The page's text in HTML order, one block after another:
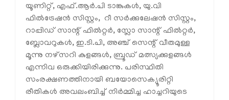
യൂണിറ്റ്, എഫ്.ആര്‍.പി ടാങ്കുകള്‍, യു.വി
ഫില്‍ട്രേഷന്‍ സിസ്റ്റം, റീ സര്‍ക്കുലേഷന്‍ സിസ്റ്റം,
റാപ്പിഡ് സാന്റ് ഫില്‍റ്റര്‍, സ്ലോ സാന്റ് ഫില്‍റ്റര്‍,
ബ്ലോവറുകള്‍, ഇ.ടി.പി, അഞ്ച് സെന്റ് വീതമുള്ള
മൂന്നു നഴ്സറി കുളങ്ങള്‍, ബ്രൂഡ് മത്സ്യക്കുളങ്ങള്‍
എന്നിവ ഒരുക്കിയിരിക്കുന്നു. പരിസ്ഥിതി
സംരക്ഷണത്തിനായി ബയോസെക്യൂരിറ്റി
രീതികള്‍ അവലംബിച്ച് നിര്‍മ്മിച്ച ഹാച്ചറിയുടെ